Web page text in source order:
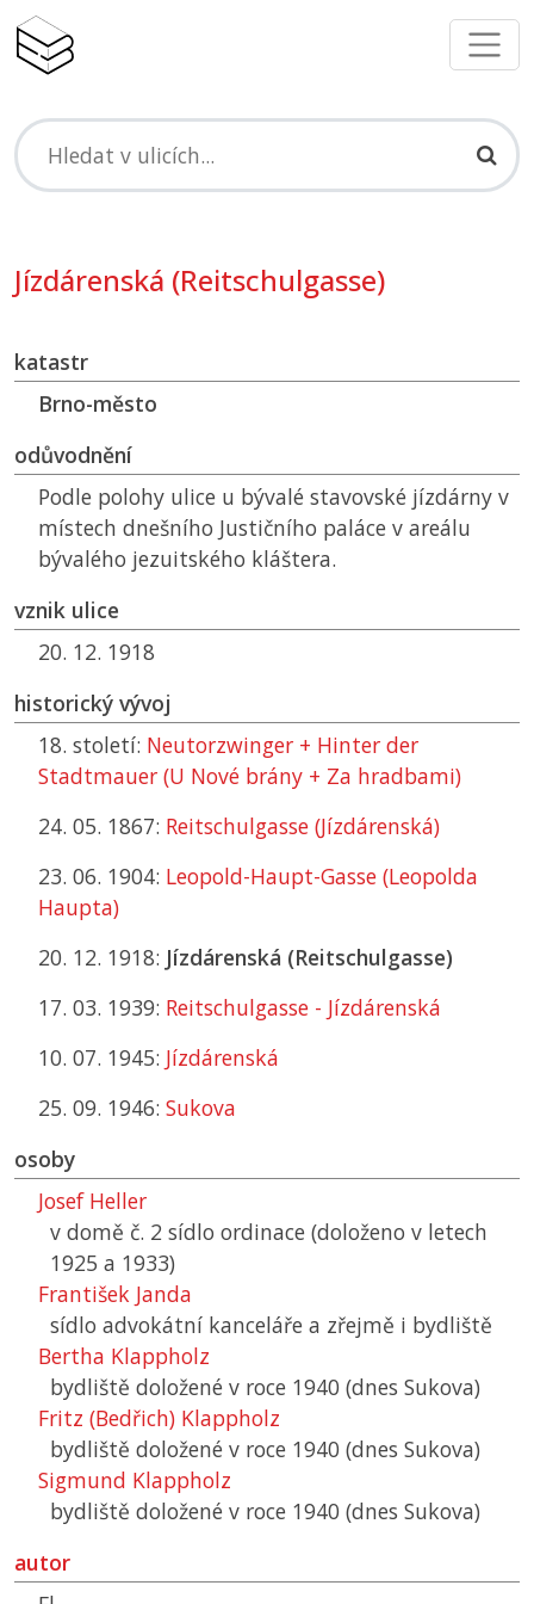
Jízdárenská (Reitschulgasse)
katastr
Brno-město
odůvodnění
Podle polohy ulice u bývalé stavovské jízdárny v
místech dnešního Justičního paláce v areálu
bývalého jezuitského kláštera.
vznik ulice
20. 12. 1918
historický vývoj
18. století: Neutorzwinger + Hinter der
Stadtmauer (U Nové brány + Za hradbami)
24. 05. 1867: Reitschulgasse (Jízdárenská)
23. 06. 1904: Leopold-Haupt-Gasse (Leopolda
Haupta)
20. 12. 1918: Jízdárenská (Reitschulgasse)
17. 03. 1939: Reitschulgasse - Jízdárenská
10. 07. 1945: Jízdárenská
25. 09. 1946: Sukova
osoby
Josef Heller
v domě č. 2 sídlo ordinace (doloženo v letech
1925 a 1933)
František Janda
sídlo advokátní kanceláře a zřejmě i bydliště
Bertha Klappholz
bydliště doložené v roce 1940 (dnes Sukova)
Fritz (Bedřich) Klappholz
bydliště doložené v roce 1940 (dnes Sukova)
Sigmund Klappholz
bydliště doložené v roce 1940 (dnes Sukova)
autor